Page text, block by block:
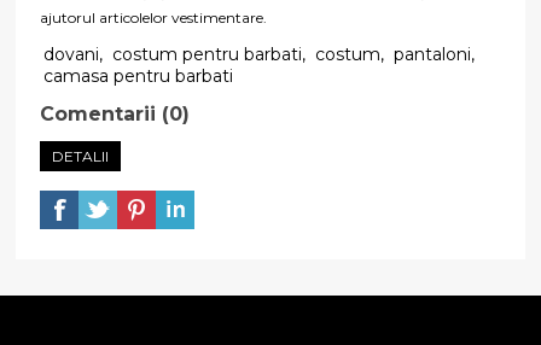
ajutorul articolelor vestimentare.
dovani, costum pentru barbati, costum, pantaloni,
camasa pentru barbati
Comentarii (0)
DETALII